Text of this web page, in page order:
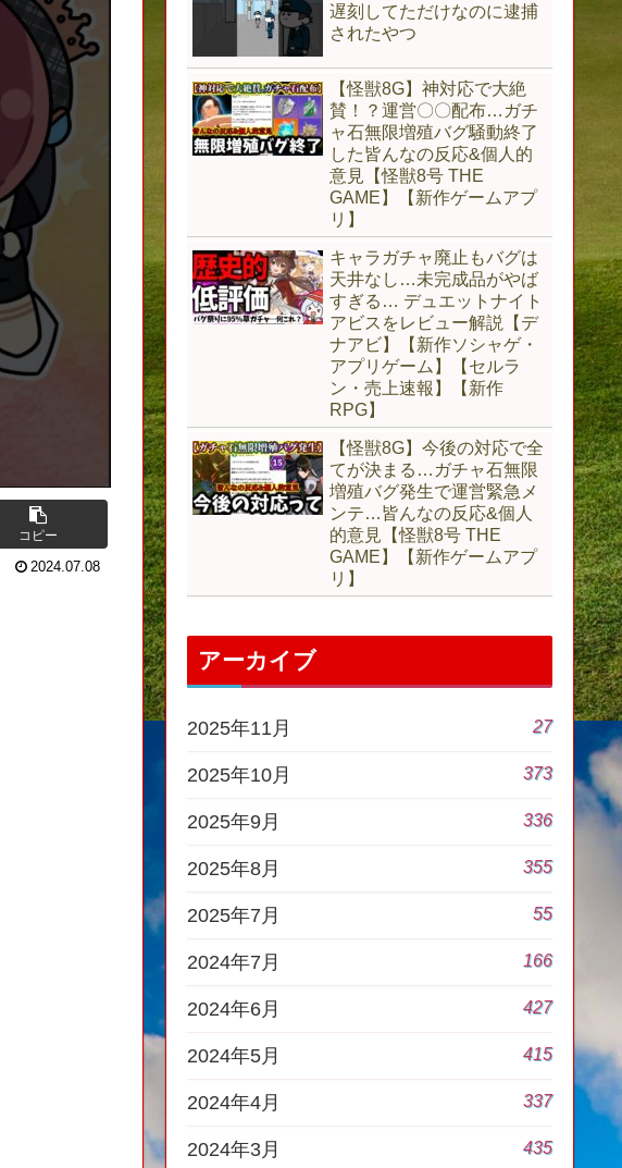
コピー
2024.07.08
遅刻してただけなのに逮捕
されたやつ
【怪獣8G】神対応で大絶
賛！？運営〇〇配布…ガチ
ャ石無限増殖バグ騒動終了
した皆んなの反応&個人的
意見【怪獣8号 THE
GAME】【新作ゲームアプ
リ】
キャラガチャ廃止もバグは
天井なし…未完成品がやば
すぎる… デュエットナイト
アビスをレビュー解説【デ
ナアビ】【新作ソシャゲ・
アプリゲーム】【セルラ
ン・売上速報】【新作
RPG】
【怪獣8G】今後の対応で全
てが決まる…ガチャ石無限
増殖バグ発生で運営緊急メ
ンテ…皆んなの反応&個人
的意見【怪獣8号 THE
GAME】【新作ゲームアプ
リ】
アーカイブ
2025年11月 27
2025年10月 373
2025年9月 336
2025年8月 355
2025年7月 55
2024年7月 166
2024年6月 427
2024年5月 415
2024年4月 337
2024年3月 435